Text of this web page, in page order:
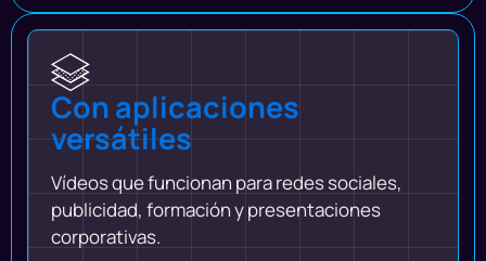
Con aplicaciones
versátiles
Vídeos que funcionan para redes sociales,
publicidad, formación y presentaciones
corporativas.